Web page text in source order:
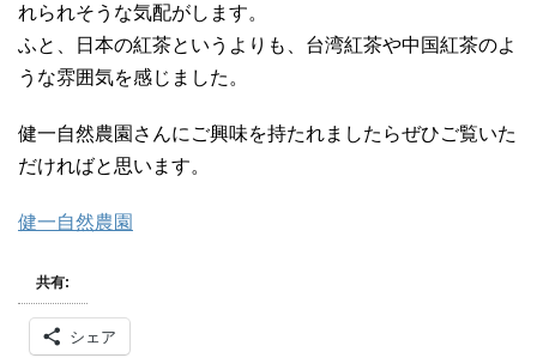
れられそうな気配がします。
ふと、日本の紅茶というよりも、台湾紅茶や中国紅茶のよ
うな雰囲気を感じました。
健一自然農園さんにご興味を持たれましたらぜひご覧いた
だければと思います。
健一自然農園
共有:
シェア